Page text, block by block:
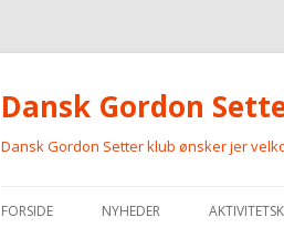
Dansk Gordon
Dansk Gordon Setter klub ønsker jer
FORSIDE NYHEDER